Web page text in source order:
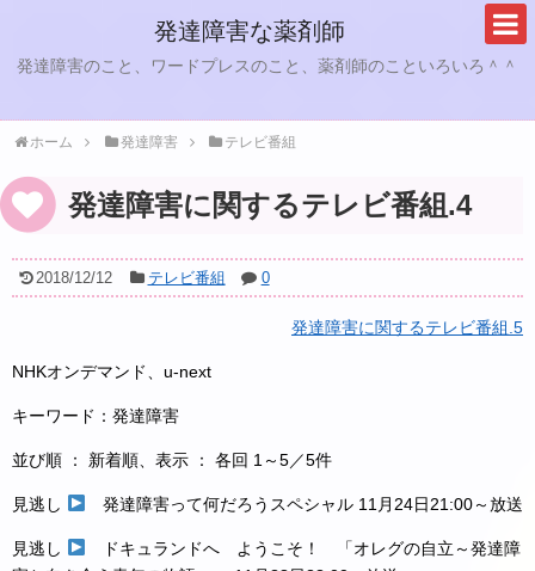
発達障害な薬剤師
発達障害のこと、ワードプレスのこと、薬剤師のこといろいろ＾＾
ホーム 発達障害 テレビ番組
発達障害に関するテレビ番組.4
2018/12/12 テレビ番組 0
発達障害に関するテレビ番組.5
NHKオンデマンド、u-next
キーワード：発達障害
並び順 ： 新着順、表示 ： 各回 1～5／5件
見逃し 発達障害って何だろうスペシャル11月24日21:00～放送
見逃し
ドキュランドへ ようこそ！ 「オレグの自立～発達障